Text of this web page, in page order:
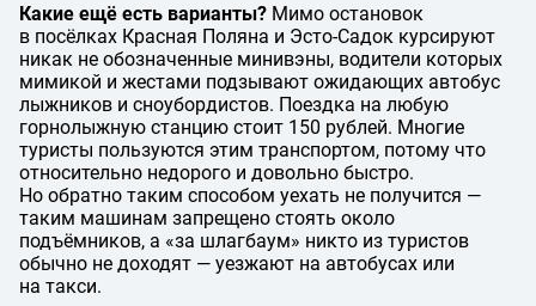
Какие ещё есть варианты? Мимо остановок
в посёлках Красная Поляна и Эсто-Садок курсируют
никак не обозначенные минивэны, водители которых
мимикой и жестами подзывают ожидающих автобус
лыжников и сноубордистов. Поездка на любую
горнолыжную станцию стоит 150 рублей. Многие
туристы пользуются этим транспортом, потому что
относительно недорого и довольно быстро.
Но обратно таким способом уехать не получится —
таким машинам запрещено стоять около
подъёмников, а «за шлагбаум» никто из туристов
обычно не доходят — уезжают на автобусах или
на такси.